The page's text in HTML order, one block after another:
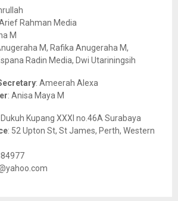
Rahman Media
M
M, Rafika Anugeraha M,
Radin Media, Dwi Utariningsih
: Ameerah Alexa
: Anisa Maya M
Dukuh Kupang XXXI no.46A Surabaya
: 52 Upton St, St James, Perth, Western